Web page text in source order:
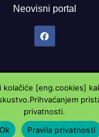
Neovisni portal
WordPress| Theme:
Kontaktirajte nasPravila
kolačiće [eng.cookies]
privatnosti.
Ok
Pravila privatnosti